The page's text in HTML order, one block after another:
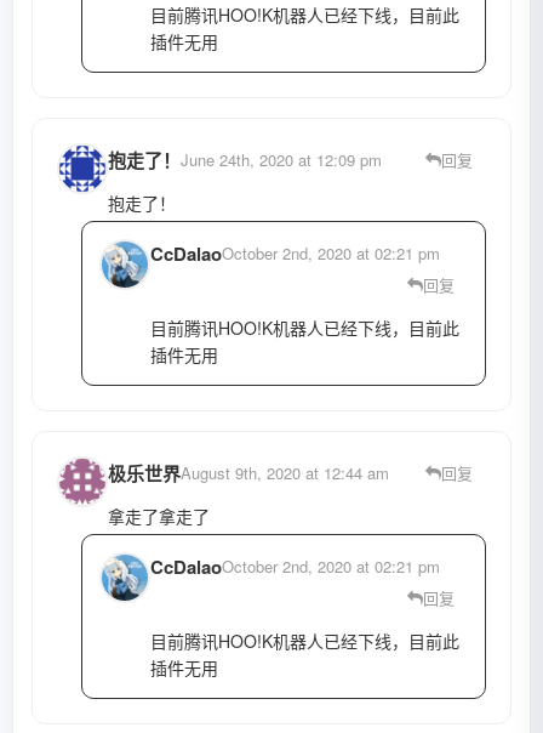
目前腾讯HOO!K机器人已经下线，目前此
插件无用
抱走了！ June 24th, 2020 at 12:09 pm 回复
抱走了！
CcDalaoOctober 2nd, 2020 at 02:21 pm
回复
目前腾讯HOO!K机器人已经下线，目前此
插件无用
极乐世界August 9th, 2020 at 12:44 am 回复
拿走了拿走了
CcDalaoOctober 2nd, 2020 at 02:21 pm
回复
目前腾讯HOO!K机器人已经下线，目前此
插件无用